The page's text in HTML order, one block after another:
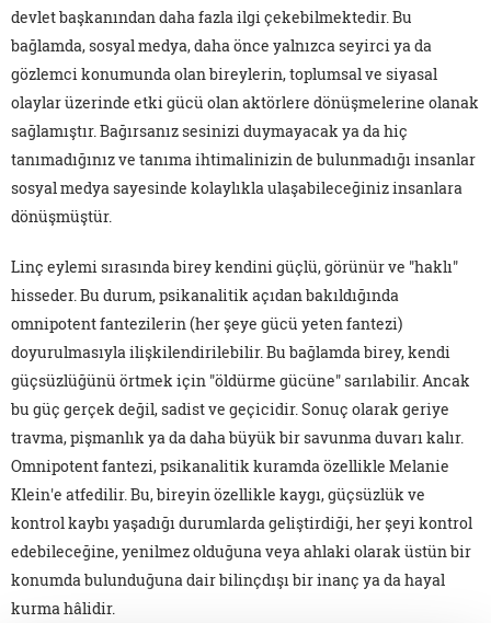
devlet başkanından daha fazla ilgi çekebilmektedir. Bu
bağlamda, sosyal medya, daha önce yalnızca seyirci ya da
gözlemci konumunda olan bireylerin, toplumsal ve siyasal
olaylar üzerinde etki gücü olan aktörlere dönüşmelerine olanak
sağlamıştır. Bağırsanız sesinizi duymayacak ya da hiç
tanımadığınız ve tanıma ihtimalinizin de bulunmadığı insanlar
sosyal medya sayesinde kolaylıkla ulaşabileceğiniz insanlara
dönüşmüştür.
Linç eylemi sırasında birey kendini güçlü, görünür ve "haklı"
hisseder. Bu durum, psikanalitik açıdan bakıldığında
omnipotent fantezilerin (her şeye gücü yeten fantezi)
doyurulmasıyla ilişkilendirilebilir. Bu bağlamda birey, kendi
güçsüzlüğünü örtmek için "öldürme gücüne" sarılabilir. Ancak
bu güç gerçek değil, sadist ve geçicidir. Sonuç olarak geriye
travma, pişmanlık ya da daha büyük bir savunma duvarı kalır.
Omnipotent fantezi, psikanalitik kuramda özellikle Melanie
Klein'e atfedilir. Bu, bireyin özellikle kaygı, güçsüzlük ve
kontrol kaybı yaşadığı durumlarda geliştirdiği, her şeyi kontrol
edebileceğine, yenilmez olduğuna veya ahlaki olarak üstün bir
konumda bulunduğuna dair bilinçdışı bir inanç ya da hayal
kurma hâlidir.